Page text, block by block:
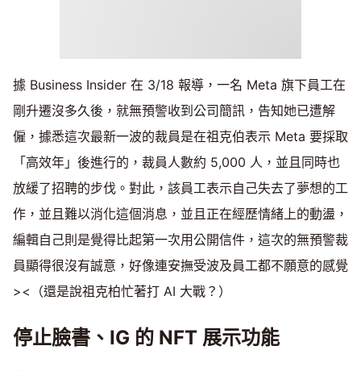
據 Business Insider 在 3/18 報導，一名 Meta 旗下員工在
剛升遷沒多久後，就無預警收到公司簡訊，告知她已遭解
僱，據悉這次最新一波的裁員是在祖克伯表示 Meta 要採取
「高效年」後進行的，裁員人數約 5,000 人，並且同時也
放緩了招聘的步伐。對此，該員工表示自己失去了夢想的工
作，並且難以消化這個消息，並且正在經歷情緒上的動盪，
編輯自己則是覺得比起第一次用公開信件，這次的無預警裁
員顯得很沒有誠意，好像連安撫受波及員工都不願意的感覺
><（還是說祖克柏忙著打 AI 大戰？）
停止臉書、IG 的 NFT 展示功能